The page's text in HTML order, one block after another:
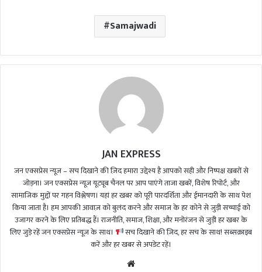
Samajwadi
JAN EXPRESS
जन एक्सप्रेस न्यूज़ – सच दिखाने की ज़िद हमारा उद्देश्य है आपको सही और निष्पक्ष खबरों से
जोड़ना। जन एक्सप्रेस न्यूज़ यूट्यूब चैनल पर आप पाएंगे ताजा खबरें, विशेष रिपोर्ट, और
सामाजिक मुद्दों पर गहन विश्लेषण। यहां हर खबर को पूरी पारदर्शिता और ईमानदारी के साथ पेश
किया जाता है। हम आपकी आवाज़ को बुलंद करने और समाज के हर कोने से जुड़ी सच्चाई को
उजागर करने के लिए प्रतिबद्ध हैं। राजनीति, समाज, शिक्षा, और मनोरंजन से जुड़ी हर खबर के
लिए जुड़े रहें जन एक्सप्रेस न्यूज़ के साथ।
सच दिखाने की ज़िद, हर सच के साथ! सब्सक्राइब
करें और हर खबर से अपडेट रहें।